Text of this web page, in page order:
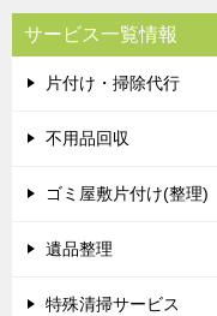
ビ
ゲ
ー
シ
サービス一覧情報
片付け・掃除代行
不用品回収
ゴミ屋敷片付け(整理)
遺品整理
特殊清掃サービス